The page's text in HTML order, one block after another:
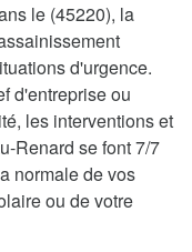
le (45220), la
d'urgence.
d'entreprise ou
les interventions et
Renard se font 7/7
normale de vos
ou de votre